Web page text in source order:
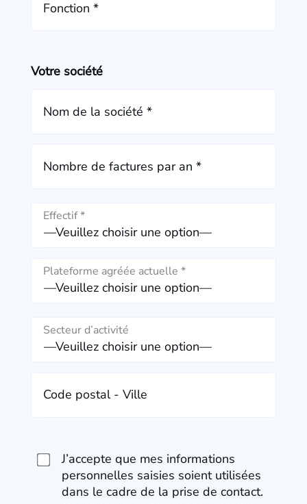
Fonction *
Votre société
Nom de la société *
Nombre de factures par an *
Effectif *
Plateforme agréée actuelle *
Secteur d’activité
Code postal - Ville
J’accepte que mes informations
personnelles saisies soient utilisées
dans le cadre de la prise de contact.